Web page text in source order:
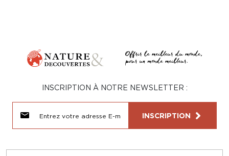
INSCRIPTION À NOTRE NEWSLETTER :
INSCRIPTION